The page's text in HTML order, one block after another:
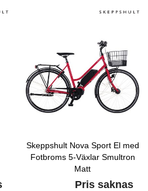
Skeppshult Nova Sport El med
Fotbroms 5-Växlar Smultron
Matt
Pris saknas